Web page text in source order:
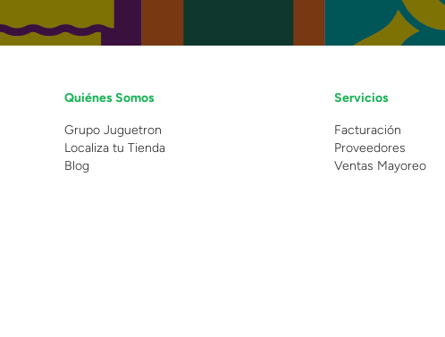
Quiénes Somos
Grupo Juguetron
Localiza tu Tienda
Blog
Servicios
Facturación
Proveedores
Ventas Mayoreo